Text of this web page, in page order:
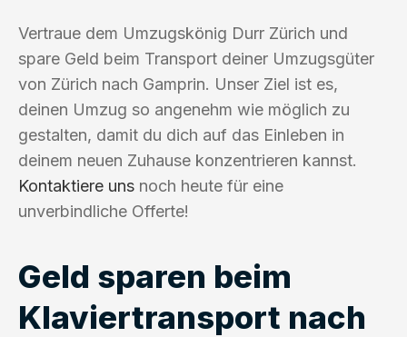
Vertraue dem Umzugskönig Durr Zürich und
spare Geld beim Transport deiner Umzugsgüter
von Zürich nach Gamprin. Unser Ziel ist es,
deinen Umzug so angenehm wie möglich zu
gestalten, damit du dich auf das Einleben in
deinem neuen Zuhause konzentrieren kannst.
Kontaktiere uns noch heute für eine
unverbindliche Offerte!
Geld sparen beim
Klaviertransport nach